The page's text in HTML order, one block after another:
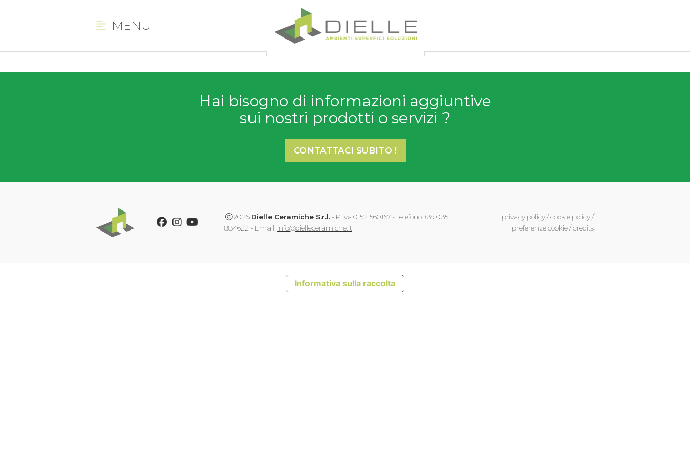
MENU
Dielle Ceramiche
Hai bisogno di informazioni aggiuntive
sui nostri prodotti o servizi ?
CONTATTACI SUBITO !
Facebook
Instagram
Youtube
2026 Dielle Ceramiche S.r.l. - P.iva 01521560167 - Telefono +39 035
884622 - Email: info@dielleceramiche.it
privacy policy/cookie policy/
preferenze cookie/credits
Informativa sulla raccolta